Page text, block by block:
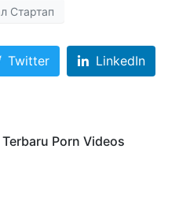
Стартап
Twitter LinkedIn
Porn Videos